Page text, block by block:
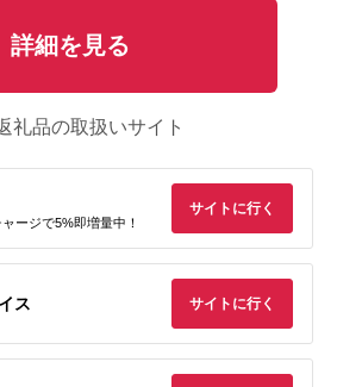
詳細を見る
礼品の取扱いサイト
ージで5%即増量中！
サイトに行く
ス サイトに行く